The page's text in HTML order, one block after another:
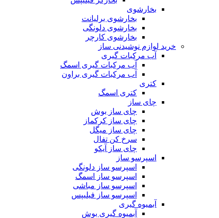
بخارشوی
بخارشوی برلیانت
بخارشوی دلونگی
بخارشوی کارچر
خرید لوازم نوشیدنی ساز
آب مرکبات گیری
آب مرکبات گیری اسمگ
آب مرکبات گیری براون
کتری
کتری اسمگ
چای ساز
چای ساز بوش
چای ساز کرکماز
چای ساز میگل
سرخ کن تفال
چای ساز آیکو
اسپرسو ساز
اسپرسو ساز دلونگی
اسپرسو ساز اسمگ
اسپرسو ساز مباشی
اسپرسو ساز فیلیپس
آبمیوه گیری
آبمیوه گیری بوش